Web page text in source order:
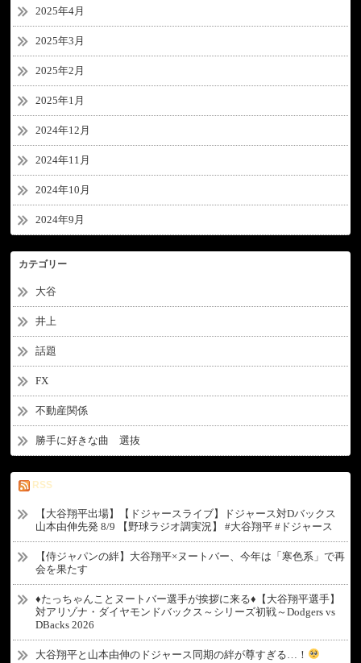
2025年4月
2025年3月
2025年2月
2025年1月
2024年12月
2024年11月
2024年10月
2024年9月
カテゴリー
大谷
井上
話題
FX
不動産関係
勝手に好きな曲 選抜
RSS
【大谷翔平出場】【ドジャースライブ】ドジャース対Dバックス
山本由伸先発 8/9 【野球ラジオ調実況】 #大谷翔平 #ドジャース
【侍ジャパンの絆】大谷翔平×ヌートバー、今年は「寒色系」で再
会を果たす
♦たっちゃんことヌートバー選手が挨拶に来る♦【大谷翔平選手】
対アリゾナ・ダイヤモンドバックス～シリーズ初戦～Dodgers vs
DBacks 2026
大谷翔平と山本由伸のドジャース同期の絆が尊すぎる…！